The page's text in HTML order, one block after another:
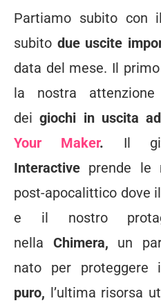
Partiamo subito con
subito due uscite
data del mese. Il
la nostra
deigiochi in uscita
Your Maker. Il
Interactive prende le
post-apocalittico dove
e il nostro
nella Chimera, un
nato per proteggere
puro, l’ultima risorsa